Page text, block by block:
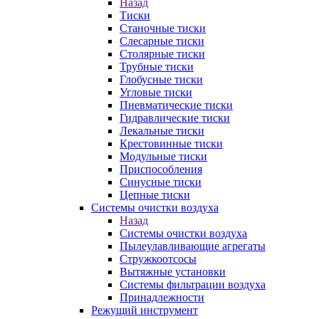
Назад
Тиски
Станочные тиски
Слесарные тиски
Столярные тиски
Трубные тиски
Глобусные тиски
Угловые тиски
Пневматические тиски
Гидравлические тиски
Лекальные тиски
Крестовинные тиски
Модульные тиски
Приспособления
Синусные тиски
Цепные тиски
Системы очистки воздуха
Назад
Системы очистки воздуха
Пылеулавливающие агрегаты
Стружкоотсосы
Вытяжные установки
Системы фильтрации воздуха
Принадлежности
Режущий инструмент